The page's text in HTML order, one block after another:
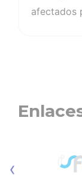
afectados
‹